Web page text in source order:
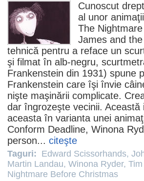
Cunoscut
al unor
The
James and
tehnică pentru a reface un
şi filmat în alb-negru,
Frankenstein din 1931) spune
Frankenstein care îşi învie
nişte maşinării complicate.
dar îngrozeşte vecinii.
aceasta în varianta unei
Conform Deadline, Winona
person... citeşte
Taguri: Edward Scissorhands,
Martin Landau, Winona Ryder,
Nightmare Before Christmas